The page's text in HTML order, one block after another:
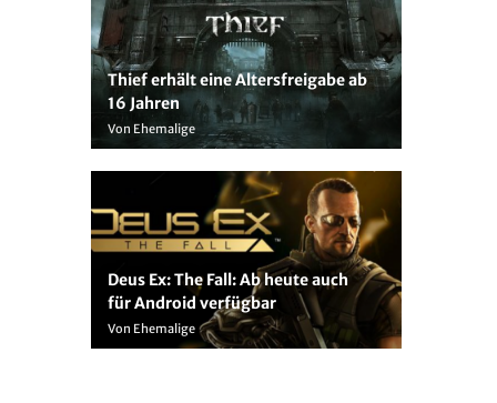
Thief erhält eine Altersfreigabe ab
16 Jahren
Von Ehemalige
Deus Ex: The Fall: Ab heute auch
für Android verfügbar
Von Ehemalige